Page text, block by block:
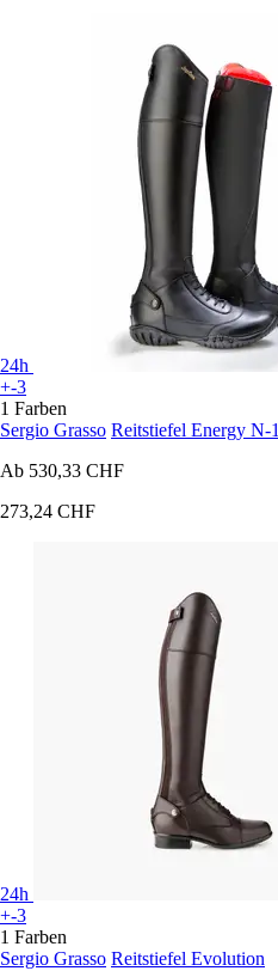
24h
+-3
1 Farben
Sergio Grasso Reitstiefel Energy N-1
Ab 530,33 CHF
273,24 CHF
24h
+-3
1 Farben
Sergio Grasso Reitstiefel Evolution